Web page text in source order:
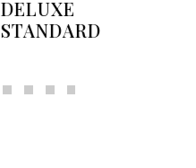
DELUXE
STANDARD